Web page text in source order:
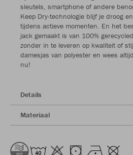
sleutels, smartphone of andere
Keep Dry-technologie blijf je droog
tijdens actieve momenten. En het
jack gemaakt is van 100%
zonder in te leveren op kwaliteit of
damesjas van polyester en wees
nu!
Details
Materiaal